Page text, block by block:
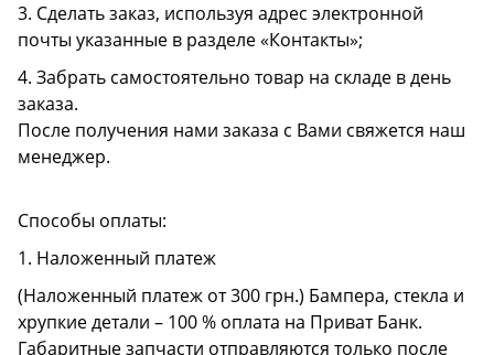
3. Сделать заказ, используя адрес электронной
почты указанные в разделе «Контакты»;
4. Забрать самостоятельно товар на складе в день
заказа.
После получения нами заказа с Вами свяжется наш
менеджер.
Способы оплаты:
1. Наложенный платеж
(Наложенный платеж от 300 грн.) Бампера, стекла и
хрупкие детали – 100 % оплата на Приват Банк.
Габаритные запчасти отправляются только после